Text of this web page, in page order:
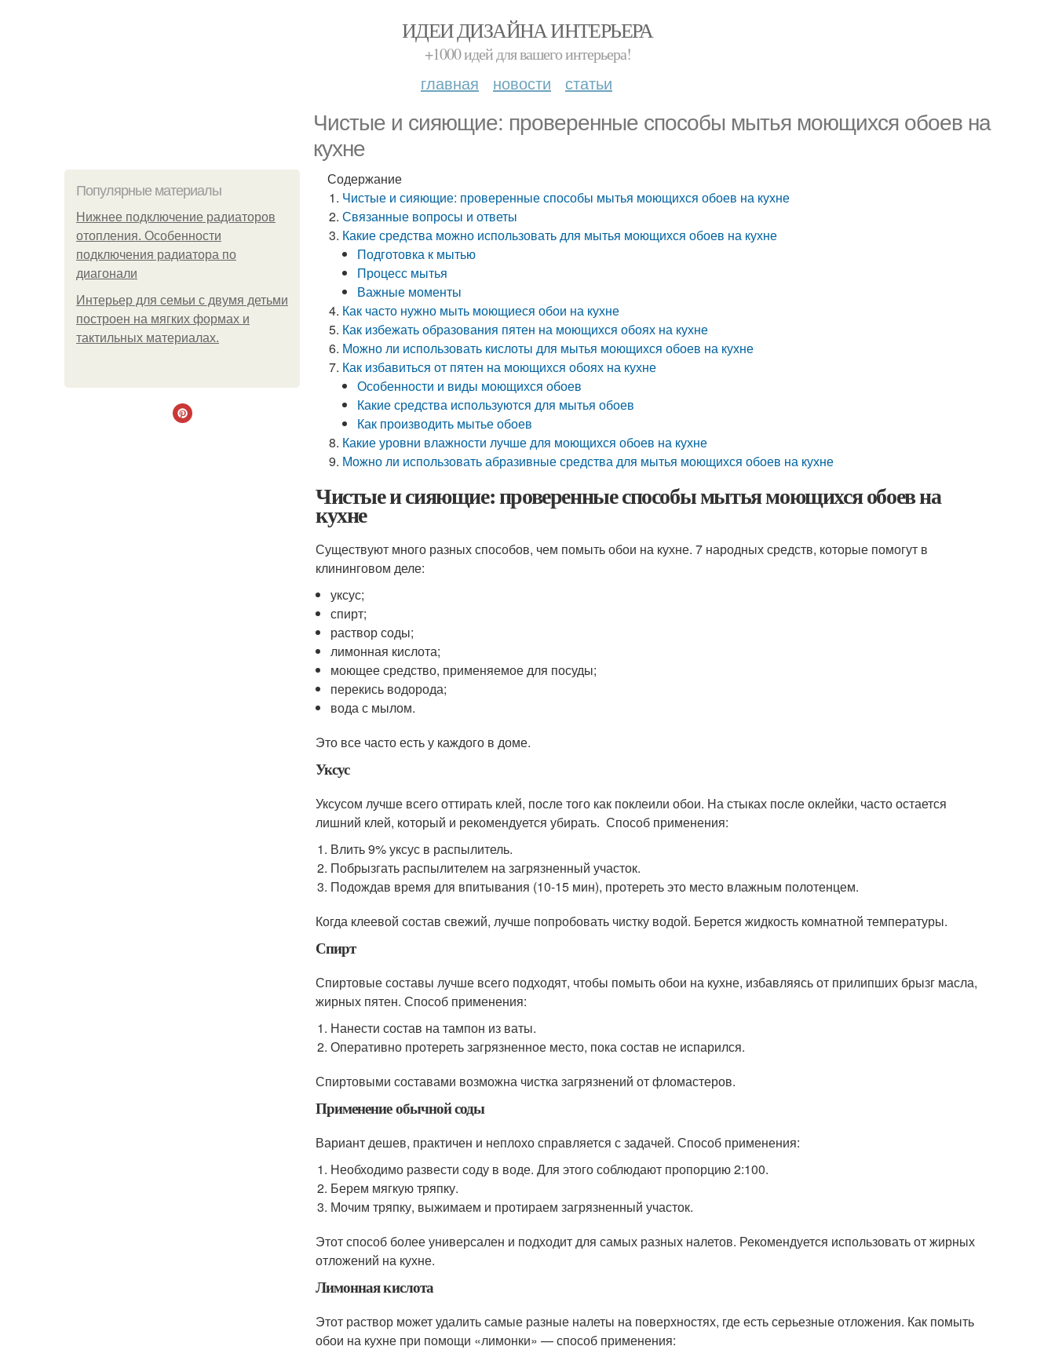
ИДЕИ ДИЗАЙНА ИНТЕРЬЕРА
+1000 идей для вашего интерьера!
главная новости статьи
Чистые и сияющие: проверенные способы мытья моющихся обоев на
кухне
Популярные материалы
Нижнее подключение радиаторов
отопления. Особенности
подключения радиатора по
диагонали
Интерьер для семьи с двумя детьми
построен на мягких формах и
тактильных материалах.
Содержание
Чистые и сияющие: проверенные способы мытья моющихся обоев на кухне
Связанные вопросы и ответы
Какие средства можно использовать для мытья моющихся обоев на кухне
Подготовка к мытью
Процесс мытья
Важные моменты
Как часто нужно мыть моющиеся обои на кухне
Как избежать образования пятен на моющихся обоях на кухне
Можно ли использовать кислоты для мытья моющихся обоев на кухне
Как избавиться от пятен на моющихся обоях на кухне
Особенности и виды моющихся обоев
Какие средства используются для мытья обоев
Как производить мытье обоев
Какие уровни влажности лучше для моющихся обоев на кухне
Можно ли использовать абразивные средства для мытья моющихся обоев на кухне
Чистые и сияющие: проверенные способы мытья моющихся обоев на
кухне
Существуют много разных способов, чем помыть обои на кухне. 7 народных средств, которые помогут в
клининговом деле:
уксус;
спирт;
раствор соды;
лимонная кислота;
моющее средство, применяемое для посуды;
перекись водорода;
вода с мылом.
Это все часто есть у каждого в доме.
Уксус
Уксусом лучше всего оттирать клей, после того как поклеили обои. На стыках после оклейки, часто остается
лишний клей, который и рекомендуется убирать. Способ применения:
Влить 9% уксус в распылитель.
Побрызгать распылителем на загрязненный участок.
Подождав время для впитывания (10-15 мин), протереть это место влажным полотенцем.
Когда клеевой состав свежий, лучше попробовать чистку водой. Берется жидкость комнатной температуры.
Спирт
Спиртовые составы лучше всего подходят, чтобы помыть обои на кухне, избавляясь от прилипших брызг масла,
жирных пятен. Способ применения:
Нанести состав на тампон из ваты.
Оперативно протереть загрязненное место, пока состав не испарился.
Спиртовыми составами возможна чистка загрязнений от фломастеров.
Применение обычной соды
Вариант дешев, практичен и неплохо справляется с задачей. Способ применения:
Необходимо развести соду в воде. Для этого соблюдают пропорцию 2:100.
Берем мягкую тряпку.
Мочим тряпку, выжимаем и протираем загрязненный участок.
Этот способ более универсален и подходит для самых разных налетов. Рекомендуется использовать от жирных
отложений на кухне.
Лимонная кислота
Этот раствор может удалить самые разные налеты на поверхностях, где есть серьезные отложения. Как помыть
обои на кухне при помощи «лимонки» — способ применения: